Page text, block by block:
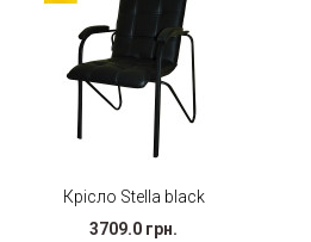
Крісло Stella black
3709.0 грн.